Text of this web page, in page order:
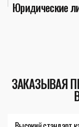
Юридические
ЗАКАЗЫВАЯ